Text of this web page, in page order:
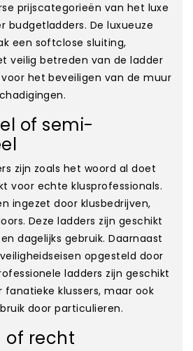
prijscategorieën van het luxe
budgetladders. De luxueuze
een softclose sluiting,
veilig betreden van de ladder
het beveiligen van de muur
of semi-
zijn zoals het woord al doet
voor echte klusprofessionals.
ingezet door klusbedrijven,
Deze ladders zijn geschikt
dagelijks gebruik. Daarnaast
opgesteld door
ladders zijn geschikt
klussers, maar ook
door particulieren.
of recht